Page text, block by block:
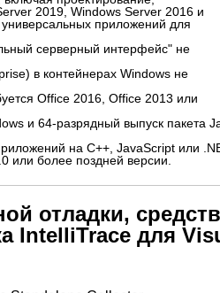
2019, Windows Server 2016 и
приложений для
серверный интерфейс" не
в контейнерах Windows не
Office 2016, Office 2013 или
и 64-разрядный выпуск пакета
на C++, JavaScript или
или более поздней версии.
отладки, средств
IntelliTrace для